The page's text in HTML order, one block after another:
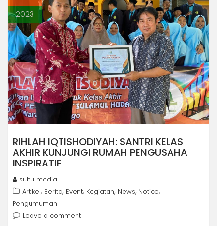
2023
RIHLAH IQTISHODIYAH: SANTRI KELAS
AKHIR KUNJUNGI RUMAH PENGUSAHA
INSPIRATIF
suhu media
Artikel, Berita, Event, Kegiatan, News, Notice,
Pengumuman
Leave a comment